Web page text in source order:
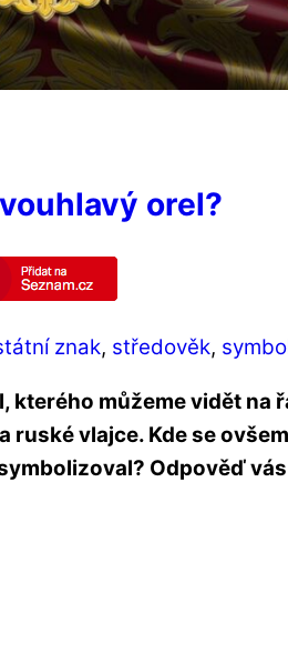
orel?
znak, středověk,
kterého můžeme vidět na
ruské vlajce. Kde se
Odpověď